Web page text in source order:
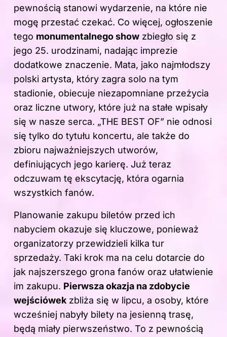
pewnością stanowi wydarzenie, na które nie
mogę przestać czekać. Co więcej, ogłoszenie
tego monumentalnego show zbiegło się z
jego 25. urodzinami, nadając imprezie
dodatkowe znaczenie. Mata, jako najmłodszy
polski artysta, który zagra solo na tym
stadionie, obiecuje niezapomniane przeżycia
oraz liczne utwory, które już na stałe wpisały
się w nasze serca. „THE BEST OF” nie odnosi
się tylko do tytułu koncertu, ale także do
zbioru najważniejszych utworów,
definiujących jego karierę. Już teraz
odczuwam tę ekscytację, która ogarnia
wszystkich fanów.
Planowanie zakupu biletów przed ich
nabyciem okazuje się kluczowe, ponieważ
organizatorzy przewidzieli kilka tur
sprzedaży. Taki krok ma na celu dotarcie do
jak najszerszego grona fanów oraz ułatwienie
im zakupu. Pierwsza okazja na zdobycie
wejściówekzbliża się w lipcu, a osoby, które
wcześniej nabyły bilety na jesienną trasę,
będą miały pierwszeństwo. To z pewnością